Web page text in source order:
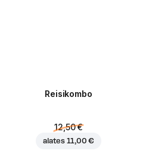
Reisikombo
12,50 €
alates 11,00 €